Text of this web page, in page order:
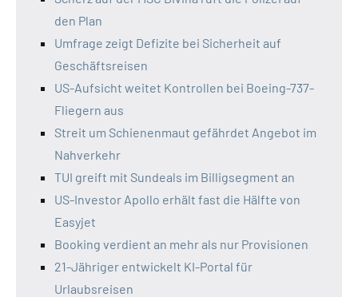
den Plan
Umfrage zeigt Defizite bei Sicherheit auf
Geschäftsreisen
US-Aufsicht weitet Kontrollen bei Boeing-737-
Fliegern aus
Streit um Schienenmaut gefährdet Angebot im
Nahverkehr
TUI greift mit Sundeals im Billigsegment an
US-Investor Apollo erhält fast die Hälfte von
Easyjet
Booking verdient an mehr als nur Provisionen
21-Jähriger entwickelt KI-Portal für
Urlaubsreisen